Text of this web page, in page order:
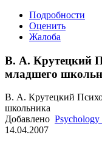
Подробности
Оценить
Жалоба
В. А. Крутецкий
младшего
В. А. Крутецкий
школьника
Добавлено
14.04.2007